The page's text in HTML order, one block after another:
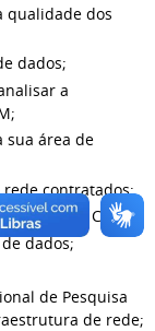
qualidade dos
dados;
a
sua área de
rede contratados;
pelo CTIC;
dados;
de Pesquisa
de rede;